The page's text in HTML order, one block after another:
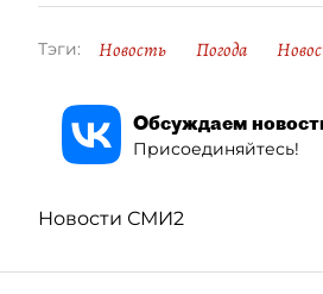
Тэги: Новость Погода
Обсуждаем
Присоединяйтесь!
Новости СМИ2